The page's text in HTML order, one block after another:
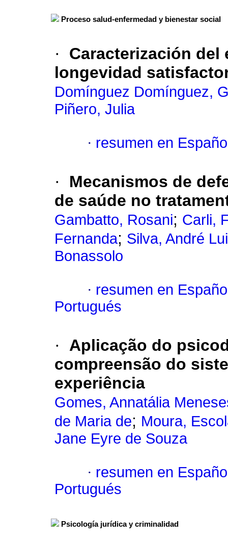
Proceso salud-enfermedad y bienestar social
· Caracterización del
longevidad
Domínguez Domínguez,
Piñero, Julia
· resumen en
·
Mecanismos de
de saúde no
Gambatto, Rosani; Carli,
Fernanda; Silva, André
Bonassolo
· resumen en
Portugués
·
Aplicação do
compreensão do
experiência
Gomes, Annatália
de Maria de; Moura,
Jane Eyre de Souza
· resumen en
Portugués
Psicología jurídica y criminalidad